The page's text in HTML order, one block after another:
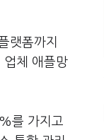
랫폼까지
업체 애플망
를 가지고